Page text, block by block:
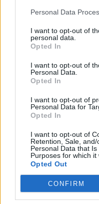
Personal Data
I want to opt-out of
personal data.
Opted In
I want to opt-out of
Personal Data.
Opted In
I want to opt-out of
Personal Data for
Opted In
I want to opt-out of
Retention, Sale,
Personal Data that
Purposes for which it
Opted Out
CONFIRM
Test av 5
Linder